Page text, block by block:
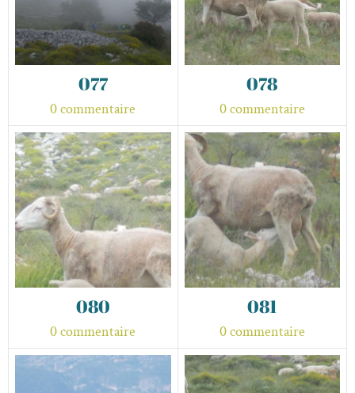
077
0 commentaire
078
0 commentaire
080
0 commentaire
081
0 commentaire